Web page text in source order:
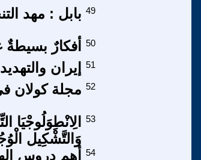
بابل : مهد 49
أفكارٌ بسيطةٌ 50
إيران 51
مجلة كولان 52
الِانْطِوَلُوجْيَا
وَالتَّشْكِيل
53
أهم دروس الهزيمة 54